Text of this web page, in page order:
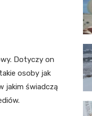
Dotyczy on
osoby jak
jakim świadczą